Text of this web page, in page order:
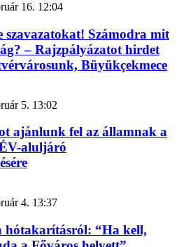
16. 12:04
Számodra mit
– Rajzpályázatot hirdet
Büyükçekmece
5. 13:02
ajánlunk fel az államnak a
aluljáró
4. 13:37
hótakarításról: “Ha kell,